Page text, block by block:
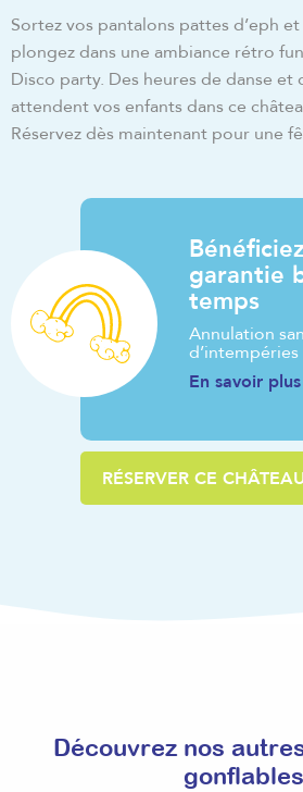
Sortez vos pantalons pattes d’eph
plongez dans une ambiance rétro
Disco party. Des heures de danse et
attendent vos enfants dans ce
Réservez dès maintenant pour une
garantie
temps
Annulation
d’intempéries
En savoir plus
RÉSERVER CE
Découvrez nos
gonflables